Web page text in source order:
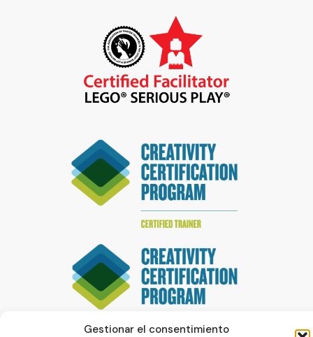
Gestionar el consentimiento